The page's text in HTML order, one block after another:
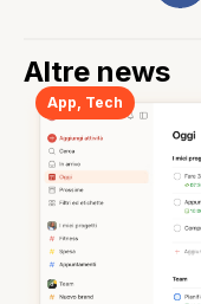
Altre news
App, Tech